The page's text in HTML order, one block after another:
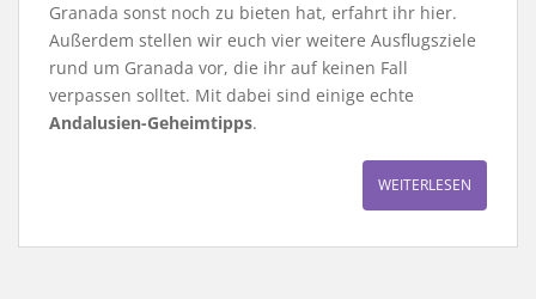
Granada sonst noch zu bieten hat, erfahrt ihr hier.
Außerdem stellen wir euch vier weitere Ausflugsziele
rund um Granada vor, die ihr auf keinen Fall
verpassen solltet. Mit dabei sind einige echte
Andalusien-Geheimtipps.
WEITERLESEN